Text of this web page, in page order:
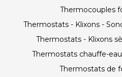
Thermocouples
Thermostats - Klixons -
Thermostats - Klixons
Thermostats chauffe-
Thermostats de